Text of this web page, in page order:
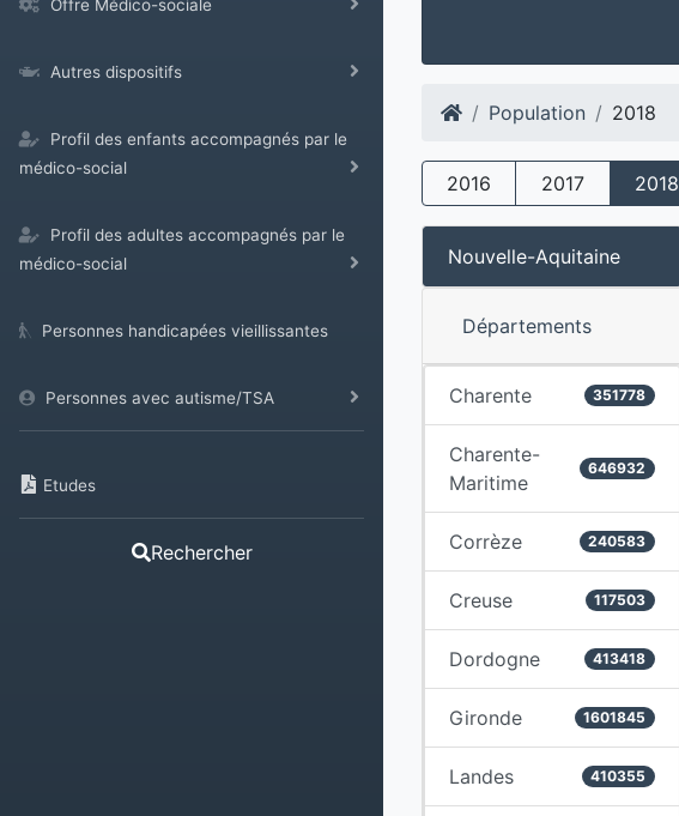
Offre Médico-sociale
Autres dispositifs
Profil des enfants accompagnés par le
médico-social
Profil des adultes accompagnés par le
médico-social
Personnes handicapées vieillissantes
Personnes avec autisme/TSA
Etudes
Rechercher
Population 2018
2016 2017 2018
Nouvelle-Aquitaine
Départements
Charente 351778
Charente-
Maritime
646932
Corrèze 240583
Creuse 117503
Dordogne 413418
Gironde 1601845
Landes 410355